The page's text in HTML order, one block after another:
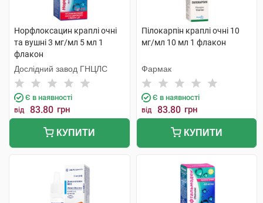
Норфлоксацин краплі очні
та вушні 3 мг/мл 5 мл 1
флакон
Дослідний завод ГНЦЛС
Є в наявності
від 83.80 грн
КУПИТИ
Пілокарпін краплі очні 10
мг/мл 10 мл 1 флакон
Фармак
Є в наявності
від 83.80 грн
КУПИТИ